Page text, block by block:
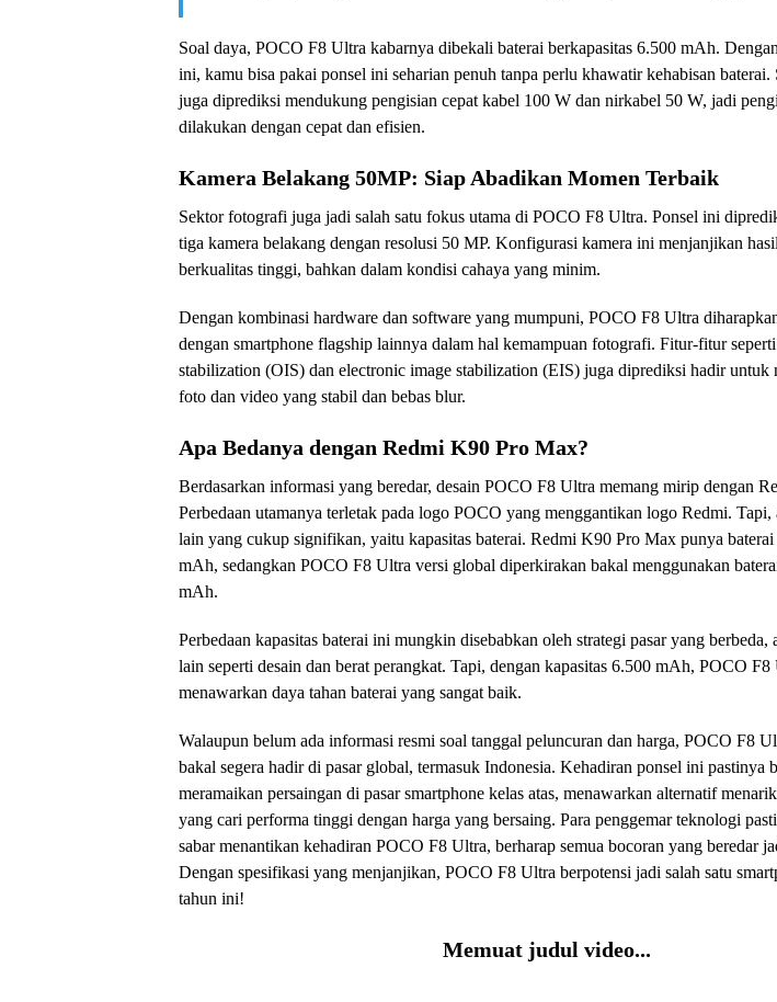
Soal daya, POCO F8 Ultra kabarnya dibekali baterai berkapasitas 6.500 mAh.
ini, kamu bisa pakai ponsel ini seharian penuh tanpa perlu khawatir kehabisan
juga diprediksi mendukung pengisian cepat kabel 100 W dan nirkabel 50 W, jadi
dilakukan dengan cepat dan efisien.
Kamera Belakang 50MP: Siap Abadikan Momen Terbaik
Sektor fotografi juga jadi salah satu fokus utama di POCO F8 Ultra. Ponsel ini
tiga kamera belakang dengan resolusi 50 MP. Konfigurasi kamera ini menjanjikan
berkualitas tinggi, bahkan dalam kondisi cahaya yang minim.
Dengan kombinasi hardware dan software yang mumpuni, POCO F8 Ultra
dengan smartphone flagship lainnya dalam hal kemampuan fotografi. Fitur-fitur
stabilization (OIS) dan electronic image stabilization (EIS) juga diprediksi hadir untuk
foto dan video yang stabil dan bebas blur.
Apa Bedanya dengan Redmi K90 Pro Max?
Berdasarkan informasi yang beredar, desain POCO F8 Ultra memang mirip dengan
Perbedaan utamanya terletak pada logo POCO yang menggantikan logo Redmi. Tapi,
lain yang cukup signifikan, yaitu kapasitas baterai. Redmi K90 Pro Max punya baterai
mAh, sedangkan POCO F8 Ultra versi global diperkirakan bakal menggunakan
mAh.
Perbedaan kapasitas baterai ini mungkin disebabkan oleh strategi pasar yang berbeda,
lain seperti desain dan berat perangkat. Tapi, dengan kapasitas 6.500 mAh, POCO F8
menawarkan daya tahan baterai yang sangat baik.
Walaupun belum ada informasi resmi soal tanggal peluncuran dan harga, POCO F8
bakal segera hadir di pasar global, termasuk Indonesia. Kehadiran ponsel ini pastinya
meramaikan persaingan di pasar smartphone kelas atas, menawarkan alternatif
yang cari performa tinggi dengan harga yang bersaing. Para penggemar teknologi
sabar menantikan kehadiran POCO F8 Ultra, berharap semua bocoran yang beredar
Dengan spesifikasi yang menjanjikan, POCO F8 Ultra berpotensi jadi salah satu
tahun ini!
Memuat judul video...